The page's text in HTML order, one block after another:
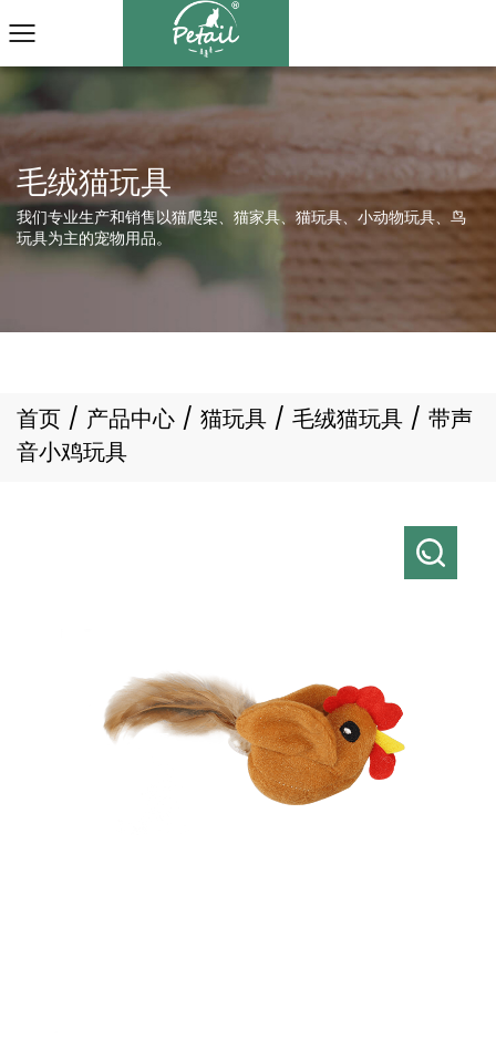
我们专业生产和销售以猫爬架、猫家具、猫玩具、小动物玩具、鸟
玩具为主的宠物用品。
首页 / 产品中心 / 猫玩具 / 毛绒猫玩具 / 带声
音小鸡玩具